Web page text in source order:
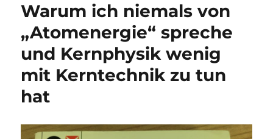
Warum ich niemals von
„Atomenergie“ spreche
und Kernphysik wenig
mit Kerntechnik zu tun
hat